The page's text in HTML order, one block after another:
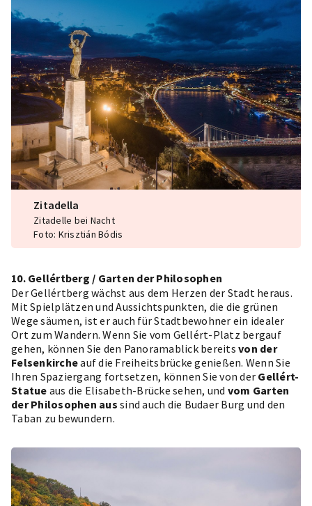
Zitadella
Zitadelle bei Nacht
Foto: Krisztián Bódis
10. Gellértberg / Garten der Philosophen
Der Gellértberg wächst aus dem Herzen der Stadt heraus.
Mit Spielplätzen und Aussichtspunkten, die die grünen
Wege säumen, ist er auch für Stadtbewohner ein idealer
Ort zum Wandern. Wenn Sie vom Gellért-Platz bergauf
gehen, können Sie den Panoramablick bereits von der
Felsenkircheauf die Freiheitsbrücke genießen. Wenn Sie
Ihren Spaziergang fortsetzen, können Sie von der Gellért-
Statue aus die Elisabeth-Brücke sehen, und vom Garten
der Philosophen aus sind auch die Budaer Burg und den
Taban zu bewundern.